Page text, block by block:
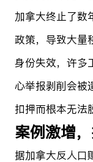
加拿大终止了数
政策，导致大量
身份失效，许多
心举报剥削会被
扣押而根本无法
案例激增
据加拿大反人口